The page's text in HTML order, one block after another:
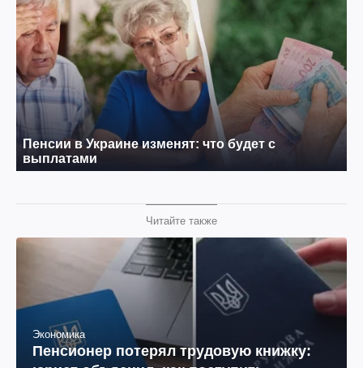
Читайте также
Экономика
Пенсионер потерял трудовую книжку: